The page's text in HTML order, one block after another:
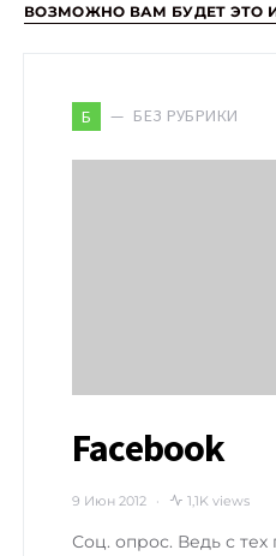
ВОЗМОЖНО ВАМ БУДЕТ ЭТО
Б БЕЗ РУБРИКИ
Facebook
9 Июн 2012 1,1K views
Соц. опрос. Ведь с тех